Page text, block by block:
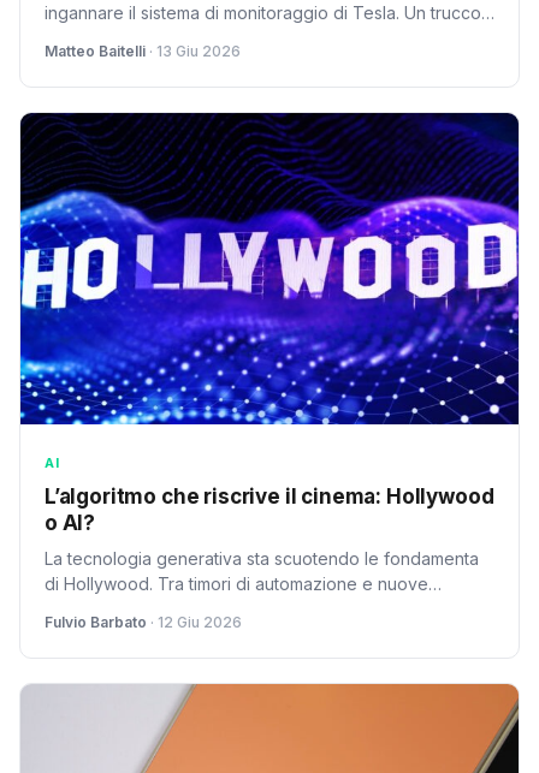
ingannare il sistema di monitoraggio di Tesla. Un trucco
Matteo Baitelli · 13 Giu 2026
AI
L’algoritmo che riscrive il cinema: Hollywood
o AI?
La tecnologia generativa sta scuotendo le fondamenta
di Hollywood. Tra timori di automazione e nuove
Fulvio Barbato · 12 Giu 2026